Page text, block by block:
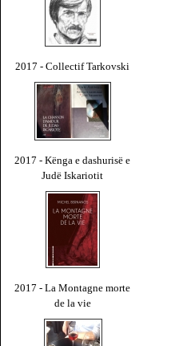
2017 - Collectif Tarkovski
2017 - Kënga e dashurisë e
Judë Iskariotit
2017 - La Montagne morte
de la vie